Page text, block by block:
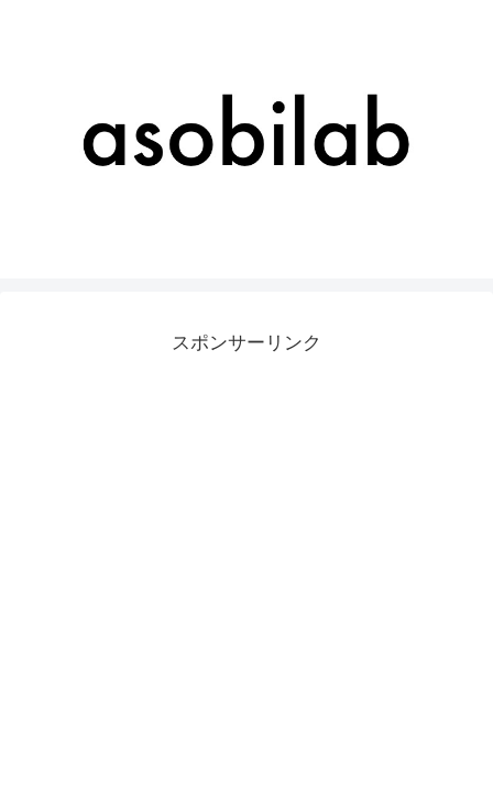
スポンサーリンク